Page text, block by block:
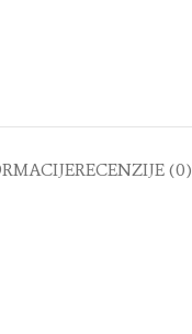
RECENZIJE (0)